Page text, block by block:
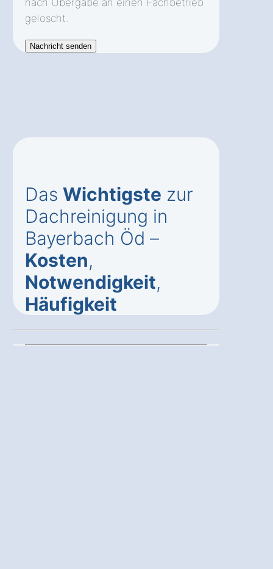
gelöscht.
Das Wichtigste zur
Dachreinigung in
Bayerbach Öd –
Kosten,
Notwendigkeit,
Häufigkeit